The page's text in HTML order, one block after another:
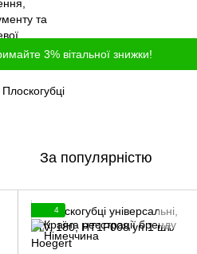
3% вітальної знижки!
Плоскогубці
За популярністю
4